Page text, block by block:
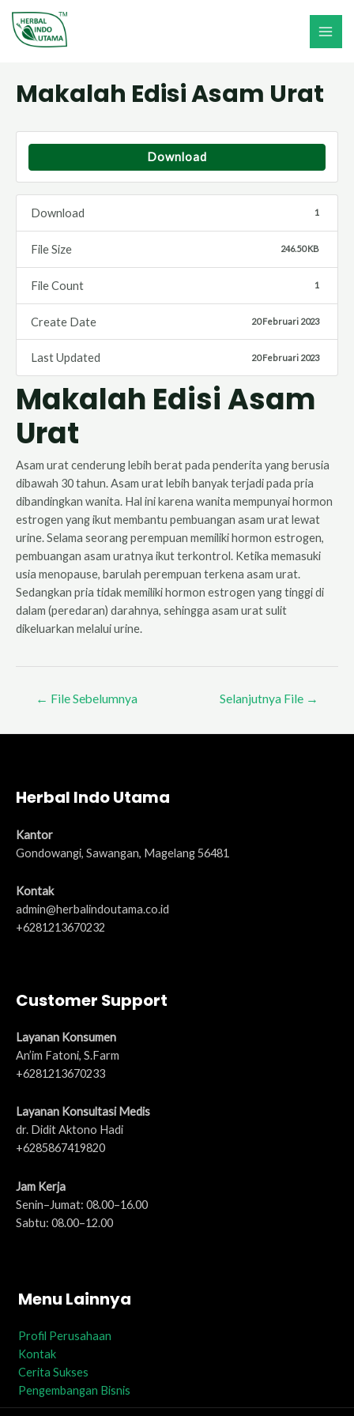
konten
Makalah Edisi Asam Urat
Download
Download 1
File Size 246.50 KB
File Count 1
Create Date 20 Februari 2023
Last Updated 20 Februari 2023
Makalah Edisi Asam
Urat
Asam urat cenderung lebih berat pada penderita yang berusia
dibawah 30 tahun. Asam urat lebih banyak terjadi pada pria
dibandingkan wanita. Hal ini karena wanita mempunyai hormon
estrogen yang ikut membantu pembuangan asam urat lewat
urine. Selama seorang perempuan memiliki hormon estrogen,
pembuangan asam uratnya ikut terkontrol. Ketika memasuki
usia menopause, barulah perempuan terkena asam urat.
Sedangkan pria tidak memiliki hormon estrogen yang tinggi di
dalam (peredaran) darahnya, sehingga asam urat sulit
dikeluarkan melalui urine.
Navigasi
← File Sebelumnya Selanjutnya File →
Herbal Indo Utama
Kantor
Gondowangi, Sawangan, Magelang 56481
Kontak
admin@herbalindoutama.co.id
+6281213670232
Customer Support
Layanan Konsumen
An’im Fatoni, S.Farm
+6281213670233
Layanan Konsultasi Medis
dr. Didit Aktono Hadi
+6285867419820
Jam Kerja
Senin–Jumat: 08.00–16.00
Sabtu: 08.00–12.00
Menu Lainnya
Profil Perusahaan
Kontak
Cerita Sukses
Pengembangan Bisnis